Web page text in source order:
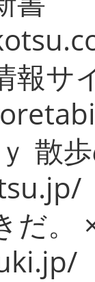
報サ
散
だ。